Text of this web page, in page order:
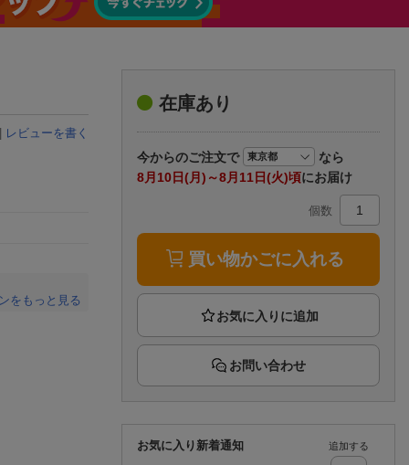
エンタメニュース
推し楽
| レビューを書く
をもっと見る
在庫あり
今からのご注文で
なら
8月10日(月)～8月11日(火)頃にお届け
個数
買い物かごに入れる
お問い合わせ
お気に入り新着通知 追加する